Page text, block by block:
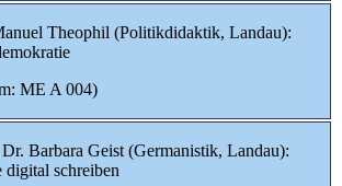
Theophil (Politikdidaktik, Landau):
ME A 004)
Barbara Geist (Germanistik, Landau):
digital schreiben